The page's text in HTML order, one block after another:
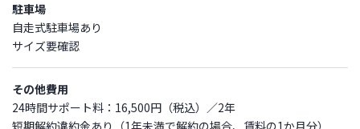
駐車場
自走式駐車場あり
サイズ要確認
その他費用
24時間サポート料：16,500円（税込）／2年
短期解約違約金あり（1年未満で解約の場合、賃料の1か月分）